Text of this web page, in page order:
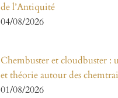
de l’Antiquité
04/08/2026
Chembuster et cloudbuster :
et théorie autour des
01/08/2026